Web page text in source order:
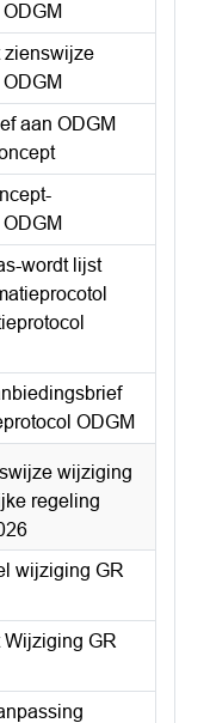
zienswijze
aan ODGM
wordt lijst
ODGM
wijziging
regeling
wijziging GR
Wijziging GR